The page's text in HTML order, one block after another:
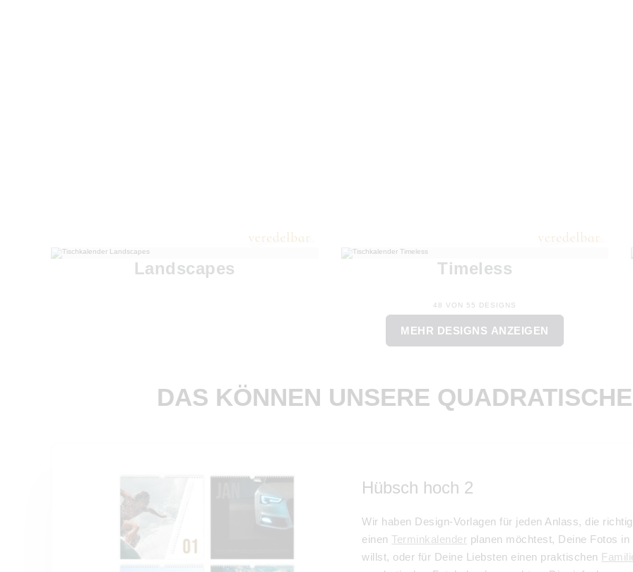
Landscapes Timeless
48 VON 55 DESIGNS
MEHR DESIGNS ANZEIGEN
DAS KÖNNEN UNSERE
Hübsch hoch 2
Wir haben Design-Vorlagen für jeden Anlass, die
einen Terminkalender planen möchtest, Deine Fotos in
willst, oder für Deine Liebsten einen praktischen